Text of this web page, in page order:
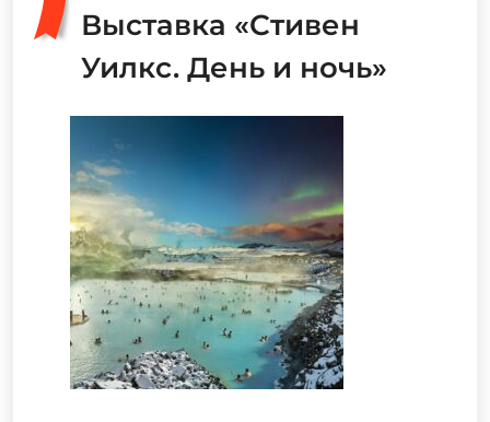
Выставка «Стивен
Уилкс. День и ночь»